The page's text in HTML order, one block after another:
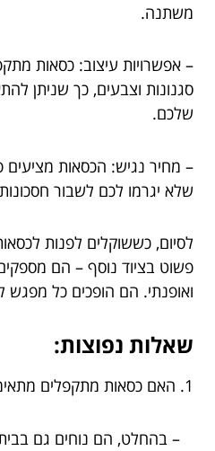
משתנה.
– אפשרויות עיצוב: כסאות
סגנונות וצבעים, כך שניתן
שלכם.
– מחיר נגיש: הכסאות מציעים
שלא יגרמו לכם לשבור
לסיום, כששוקלים לפנות
פשוט בציוד נוסף – הם
ואופנתי. הם הופכים כל מפגש
שאלות נפוצות:
1. האם כסאות מתקפלים מתאימים לשימוש יומיומי?
– בהחלט, הם נוחים גם